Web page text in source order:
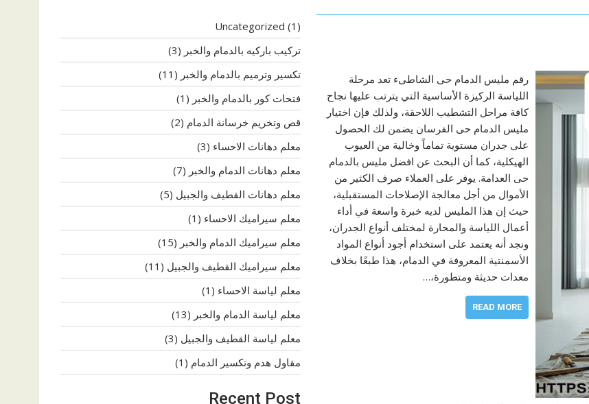
رقم مليس الدمام حى الشاطىء تعد مرحلة
اللياسة الركيزة الأساسية التي يترتب عليها نجاح
كافة مراحل التشطيب اللاحقة، ولذلك فإن اختيار
مليس الدمام حى الفرسان يضمن لك الحصول
على جدران مستوية تماماً وخالية من العيوب
الهيكلية، كما أن البحث عن افضل مليس بالدمام
حى العدامة. يوفر على العملاء صرف الكثير من
الأموال من أجل معالجة الإصلاحات المستقبلية،
حيث إن هذا المليس لديه خبرة واسعة في أداء
أعمال اللياسة والمحارة لمختلف أنواع الجدران،
ونجد أنه يعتمد على استخدام أجود أنواع المواد
الأسمنتية المعروفة في الدمام، هذا طبعًا بخلاف
معدات حديثة ومتطورة،…
READ MORE
Uncategorized (1)
تركيب باركيه بالدمام والخبر (3)
تكسير وترميم بالدمام والخبر (11)
فتحات كور بالدمام والخبر (1)
قص وتخريم خرسانة الدمام (2)
معلم دهانات الاحساء (3)
معلم دهانات الدمام والخبر (7)
معلم دهانات القطيف والجبيل (5)
معلم سيراميك الاحساء (1)
معلم سيراميك الدمام والخبر (15)
معلم سيراميك القطيف والجبيل (11)
معلم لياسة الاحساء (1)
معلم لياسة الدمام والخبر (13)
معلم لياسة القطيف والجبيل (3)
مقاول هدم وتكسير الدمام (1)
Recent Post